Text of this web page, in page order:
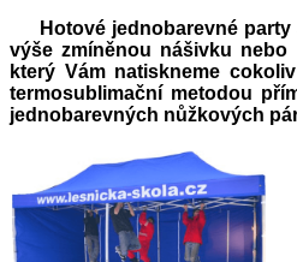
Hotové jednobarevné party
výše zmíněnou nášivku
který Vám natiskneme
termosublimační metodou
jednobarevných nůžkových